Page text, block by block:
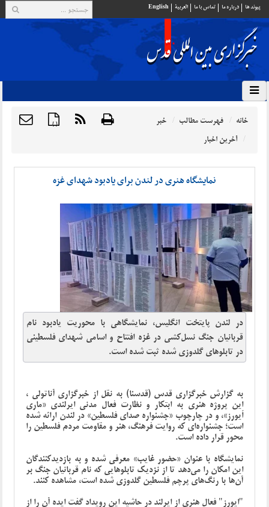
پيوند ها درباره ما تماس با ما العربية English
{ } خانه فهرست مطالب
خبر
آخرین اخبار
نمایشگاه هنری در لندن برای یادبود شهدای غزه
در لندن پایتخت انگلیس، نمایشگاهی با محوریت یادبود نام‌
قربانیان جنگ نسل‌کشی در غزه افتتاح و اسامی شهدای فلسطینی
در تابلوهای گلدوزی شده ثبت شده است.
به گزارش خبرگزاری قدس (قدسنا) به نقل از خبرگزاری آناتولی ،
این پروژه هنری به ابتکار و نظارت فعال مدنی ایرلندی «ماری
اَیورز»، و در چارچوب «جشنواره صدای فلسطین» در لندن ارائه شده
است؛ جشنواره‌ای که روایت فرهنگ، هنر و مقاومت مردم فلسطین را
محور قرار داده است.
نمایشگاه با عنوان «حضور غایب» معرفی شده و به بازدیدکنندگان
این امکان را می‌دهد تا از نزدیک تابلوهایی که نام قربانیان جنگ بر
آن‌ها با رنگ‌های پرچم فلسطین گلدوزی شده است، مشاهده کنند.
"ایورز" فعال هنری از ایرلند در حاشیه این رویداد گفت ایده آن را از